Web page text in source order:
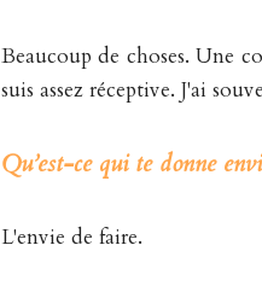
Beaucoup de choses. Une
suis assez réceptive. J'ai
Qu’est-ce qui te donne
L'envie de faire.